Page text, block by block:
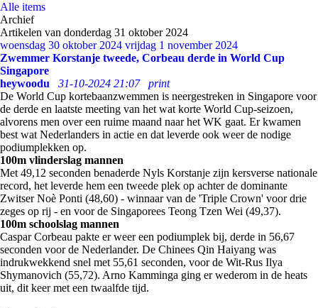
Alle items
Archief
Artikelen van donderdag 31 oktober 2024
woensdag 30 oktober 2024 vrijdag 1 november 2024
Zwemmer Korstanje tweede, Corbeau derde in World Cup
Singapore
heywoodu
31-10-2024 21:07
print
De World Cup kortebaanzwemmen is neergestreken in Singapore voor
de derde en laatste meeting van het wat korte World Cup-seizoen,
alvorens men over een ruime maand naar het WK gaat. Er kwamen
best wat Nederlanders in actie en dat leverde ook weer de nodige
podiumplekken op.
100m vlinderslag mannen
Met 49,12 seconden benaderde Nyls Korstanje zijn kersverse nationale
record, het leverde hem een tweede plek op achter de dominante
Zwitser Noè Ponti (48,60) - winnaar van de 'Triple Crown' voor drie
zeges op rij - en voor de Singaporees Teong Tzen Wei (49,37).
100m schoolslag mannen
Caspar Corbeau pakte er weer een podiumplek bij, derde in 56,67
seconden voor de Nederlander. De Chinees Qin Haiyang was
indrukwekkend snel met 55,61 seconden, voor de Wit-Rus Ilya
Shymanovich (55,72). Arno Kamminga ging er wederom in de heats
uit, dit keer met een twaalfde tijd.